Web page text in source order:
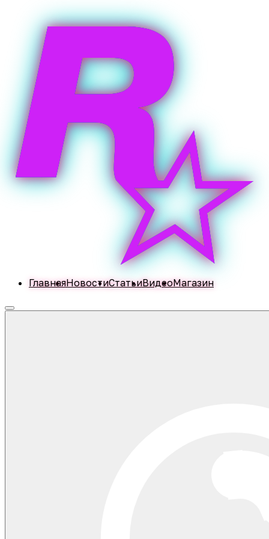
ГлавнаяНовостиСтатьиВидеоМагазин